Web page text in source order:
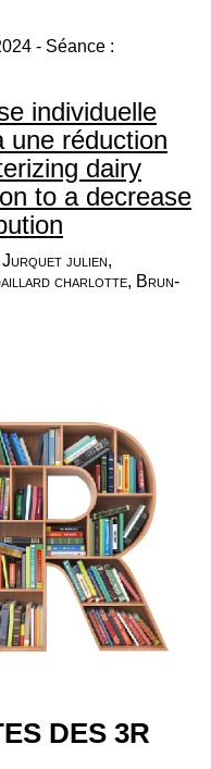
- Séance :
individuelle
une réduction
dairy
to a decrease
Jurquet julien,
charlotte, Brun-
DES 3R